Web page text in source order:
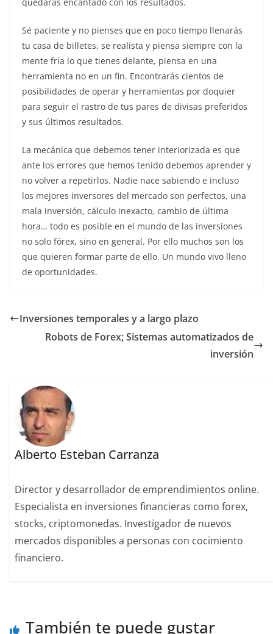
Sé paciente y no pienses que en poco tiempo llenarás
tu casa de billetes, se realista y piensa siempre con la
mente fría lo que tienes delante, piensa en una
herramienta no en un fin. Encontrarás cientos de
posibilidades de operar y herramientas por doquier
para seguir el rastro de tus pares de divisas preferidos
y sus últimos resultados.
La mecánica que debemos tener interiorizada es que
ante los errores que hemos tenido debemos aprender y
no volver a repetirlos. Nadie nace sabiendo e incluso
los mejores inversores del mercado son perfectos, una
mala inversión, cálculo inexacto, cambio de última
hora… todo es posible en el mundo de las inversiones
no solo fórex, sino en general. Por ello muchos son los
que quieren formar parte de ello. Un mundo vivo lleno
de oportunidades.
Inversiones temporales y a largo plazo
Robots de Forex; Sistemas automatizados de
inversión
Alberto Esteban Carranza
Director y desarrollador de emprendimientos online.
Especialista en inversiones financieras como forex,
stocks, criptomonedas. Investigador de nuevos
mercados disponibles a personas con cocimiento
financiero.
También te puede gustar